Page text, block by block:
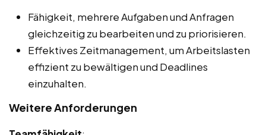
Fähigkeit, mehrere Aufgaben und Anfragen
gleichzeitig zu bearbeiten und zu priorisieren.
Effektives Zeitmanagement, um Arbeitslasten
effizient zu bewältigen und Deadlines
einzuhalten.
Weitere Anforderungen